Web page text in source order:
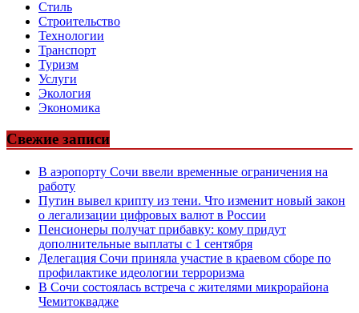
Стиль
Строительство
Технологии
Транспорт
Туризм
Услуги
Экология
Экономика
Свежие записи
В аэропорту Сочи ввели временные ограничения на
работу
Путин вывел крипту из тени. Что изменит новый закон
о легализации цифровых валют в России
Пенсионеры получат прибавку: кому придут
дополнительные выплаты с 1 сентября
Делегация Сочи приняла участие в краевом сборе по
профилактике идеологии терроризма
В Сочи состоялась встреча с жителями микрорайона
Чемитоквадже